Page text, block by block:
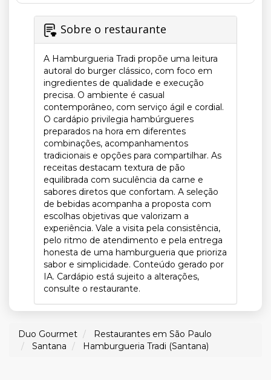
Sobre o restaurante
A Hamburgueria Tradi propõe uma leitura
autoral do burger clássico, com foco em
ingredientes de qualidade e execução
precisa. O ambiente é casual
contemporâneo, com serviço ágil e cordial.
O cardápio privilegia hambúrgueres
preparados na hora em diferentes
combinações, acompanhamentos
tradicionais e opções para compartilhar. As
receitas destacam textura de pão
equilibrada com suculência da carne e
sabores diretos que confortam. A seleção
de bebidas acompanha a proposta com
escolhas objetivas que valorizam a
experiência. Vale a visita pela consistência,
pelo ritmo de atendimento e pela entrega
honesta de uma hamburgueria que prioriza
sabor e simplicidade. Conteúdo gerado por
IA. Cardápio está sujeito a alterações,
consulte o restaurante.
Duo Gourmet
Restaurantes em São Paulo
Santana
Hamburgueria Tradi (Santana)